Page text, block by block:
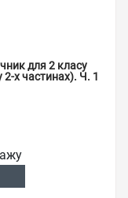
для 2 класу
2-х частинах). Ч. 1